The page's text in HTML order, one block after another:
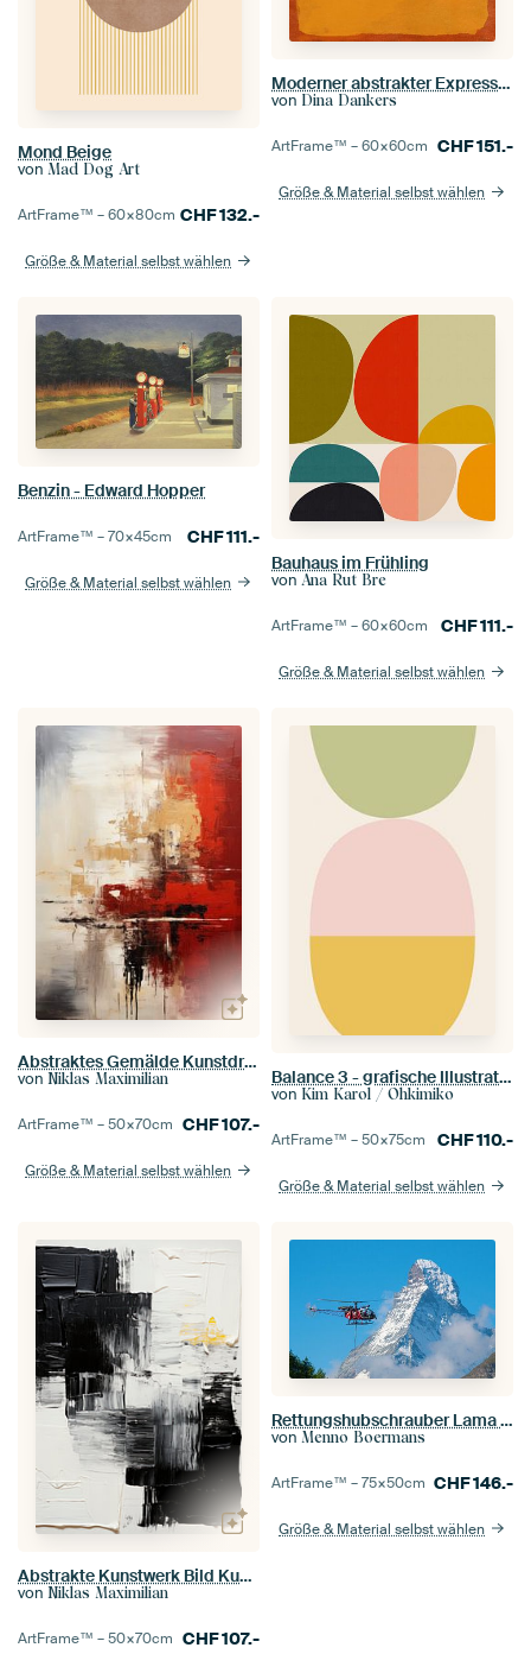
Mond Beige
von Mad Dog Art
ArtFrame™ –60×80cm CHF132.-
Größe & Material selbst wählen
Moderner abstrakter Expressionismus. Rosa und Gelb auf Orange.
von Dina Dankers
ArtFrame™ –60×60cm CHF151.-
Größe & Material selbst wählen
Benzin - Edward Hopper
ArtFrame™ –70×45cm CHF111.-
Größe & Material selbst wählen
Bauhaus im Frühling
von Ana Rut Bre
ArtFrame™ –60×60cm CHF111.-
Größe & Material selbst wählen
Abstraktes Gemälde Kunstdruck Modern Rot, Gelb und Weiß
von Niklas Maximilian
ArtFrame™ –50×70cm CHF107.-
Größe & Material selbst wählen
Balance 3 - grafische Illustration in sanften Farben
von Kim Karol / Ohkimiko
ArtFrame™ –50×75cm CHF110.-
Größe & Material selbst wählen
Abstrakte Kunstwerk Bild Kunstdruck Gemälde Schwarz Weiß
von Niklas Maximilian
ArtFrame™ –50×70cm CHF107.-
Rettungshubschrauber Lama und Matterhorn
von Menno Boermans
ArtFrame™ –75×50cm CHF146.-
Größe & Material selbst wählen